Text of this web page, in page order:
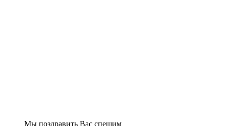
Мы поздравить Вас спешим